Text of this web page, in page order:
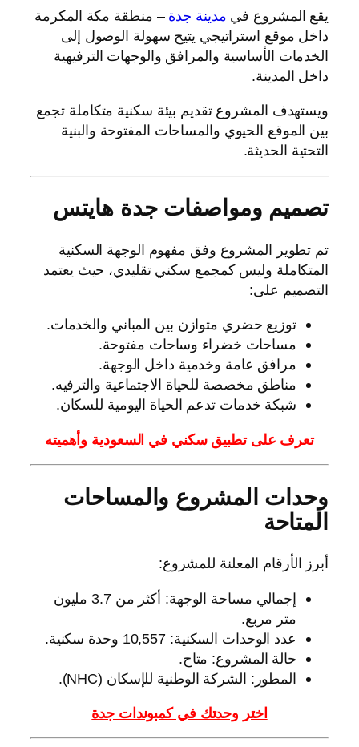
يقع المشروع في مدينة جدة – منطقة مكة المكرمة
داخل موقع استراتيجي يتيح سهولة الوصول إلى
الخدمات الأساسية والمرافق والوجهات الترفيهية
داخل المدينة.
ويستهدف المشروع تقديم بيئة سكنية متكاملة تجمع
بين الموقع الحيوي والمساحات المفتوحة والبنية
التحتية الحديثة.
تصميم ومواصفات جدة هايتس
تم تطوير المشروع وفق مفهوم الوجهة السكنية
المتكاملة وليس كمجمع سكني تقليدي، حيث يعتمد
التصميم على:
توزيع حضري متوازن بين المباني والخدمات.
مساحات خضراء وساحات مفتوحة.
مرافق عامة وخدمية داخل الوجهة.
مناطق مخصصة للحياة الاجتماعية والترفيه.
شبكة خدمات تدعم الحياة اليومية للسكان.
تعرف على تطبيق سكني في السعودية وأهميته
وحدات المشروع والمساحات
المتاحة
أبرز الأرقام المعلنة للمشروع:
إجمالي مساحة الوجهة: أكثر من 3.7 مليون
متر مربع.
عدد الوحدات السكنية: 10,557 وحدة سكنية.
حالة المشروع: متاح.
المطور: الشركة الوطنية للإسكان (NHC).
اختر وحدتك في كمبوندات جدة